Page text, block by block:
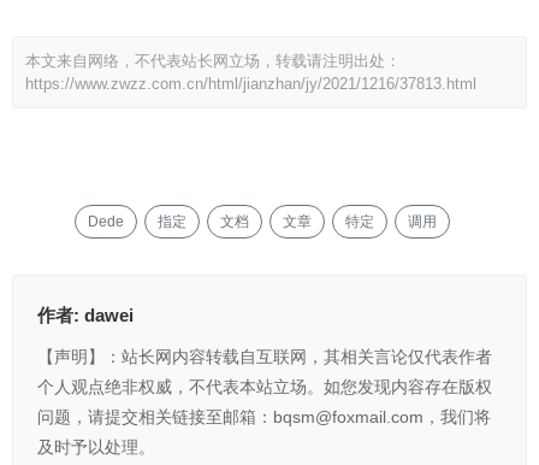
本文来自网络，不代表站长网立场，转载请注明出处：
https://www.zwzz.com.cn/html/jianzhan/jy/2021/1216/37813.html
Dede 指定 文档 文章 特定 调用
作者: dawei
【声明】：站长网内容转载自互联网，其相关言论仅代表作者
个人观点绝非权威，不代表本站立场。如您发现内容存在版权
问题，请提交相关链接至邮箱：bqsm@foxmail.com，我们将
及时予以处理。